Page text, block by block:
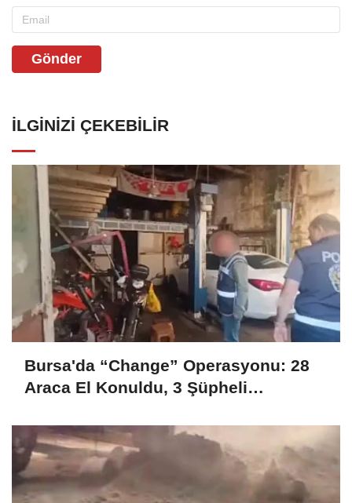
Gönder
İLGINIZI ÇEKEBILIR
Bursa'da “Change” Operasyonu: 28
Araca El Konuldu, 3 Şüpheli